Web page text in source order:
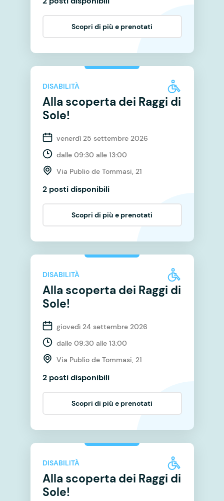
Scopri di più e prenotati
DISABILITÀ
Alla scoperta dei Raggi di
Sole!
venerdì 25 settembre 2026
dalle 09:30 alle 13:00
Via Publio de Tommasi, 21
2 posti disponibili
Scopri di più e prenotati
DISABILITÀ
Alla scoperta dei Raggi di
Sole!
giovedì 24 settembre 2026
dalle 09:30 alle 13:00
Via Publio de Tommasi, 21
2 posti disponibili
Scopri di più e prenotati
DISABILITÀ
Alla scoperta dei Raggi di
Sole!